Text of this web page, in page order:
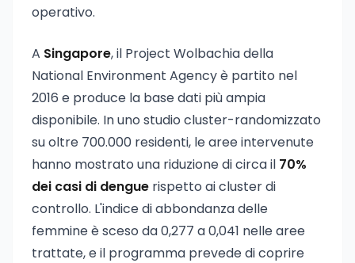
operativo.
A Singapore, il Project Wolbachia della
National Environment Agency è partito nel
2016 e produce la base dati più ampia
disponibile. In uno studio cluster-randomizzato
su oltre 700.000 residenti, le aree intervenute
hanno mostrato una riduzione di circa il 70%
dei casi di dengue rispetto ai cluster di
controllo. L'indice di abbondanza delle
femmine è sceso da 0,277 a 0,041 nelle aree
trattate, e il programma prevede di coprire